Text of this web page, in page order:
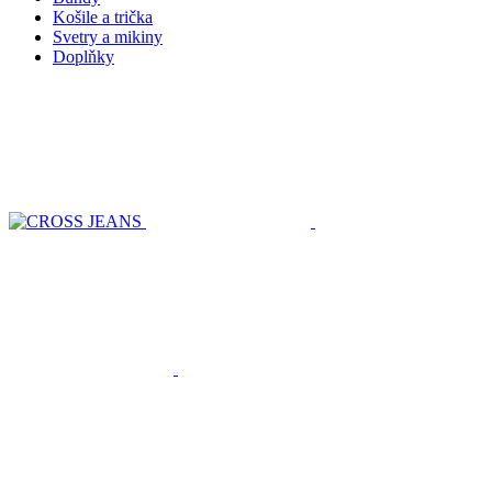
Košile a trička
Svetry a mikiny
Doplňky